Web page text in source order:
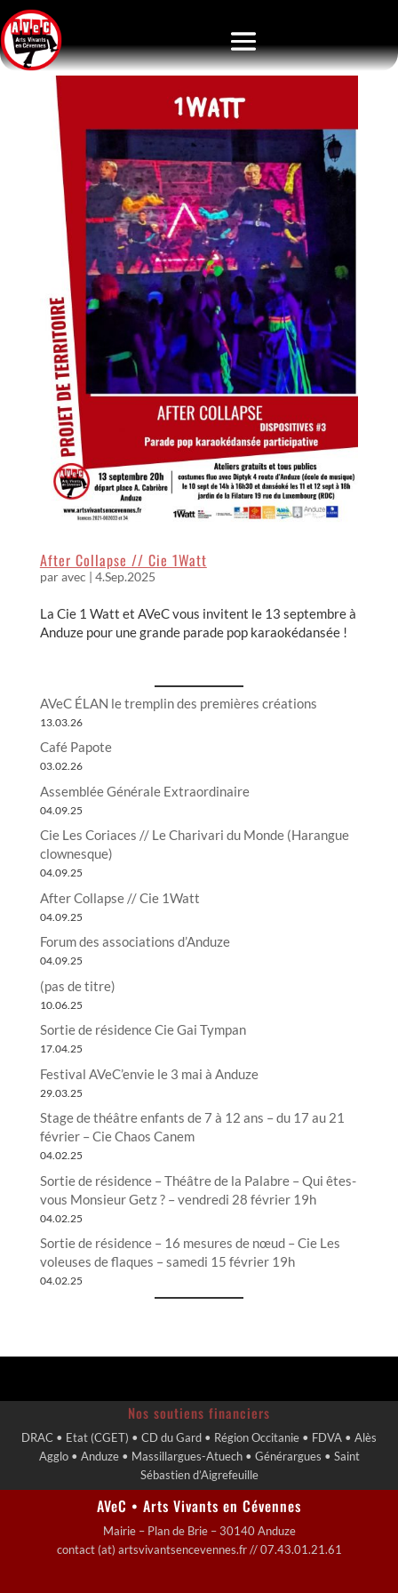
After Collapse // Cie 1Watt
paravec | 4.Sep.2025
La Cie 1 Watt et AVeC vous invitent le 13 septembre à
Anduze pour une grande parade pop karaokédansée !
AVeC ÉLAN le tremplin des premières créations
13.03.26
Café Papote
03.02.26
Assemblée Générale Extraordinaire
04.09.25
Cie Les Coriaces // Le Charivari du Monde (Harangue
clownesque)
04.09.25
After Collapse // Cie 1Watt
04.09.25
Forum des associations d’Anduze
04.09.25
(pas de titre)
10.06.25
Sortie de résidence Cie Gai Tympan
17.04.25
Festival AVeC’envie le 3 mai à Anduze
29.03.25
Stage de théâtre enfants de 7 à 12 ans – du 17 au 21
février – Cie Chaos Canem
04.02.25
Sortie de résidence – Théâtre de la Palabre – Qui êtes-
vous Monsieur Getz ? – vendredi 28 février 19h
04.02.25
Sortie de résidence – 16 mesures de nœud – Cie Les
voleuses de flaques – samedi 15 février 19h
04.02.25
Nos soutiens financiers
DRAC • Etat (CGET) • CD du Gard • Région Occitanie • FDVA • Alès
Agglo • Anduze • Massillargues-Atuech • Générargues • Saint
Sébastien d’Aigrefeuille
AVeC • Arts Vivants en Cévennes
Mairie – Plan de Brie – 30140 Anduze
contact (at) artsvivantsencevennes.fr // 07.43.01.21.61